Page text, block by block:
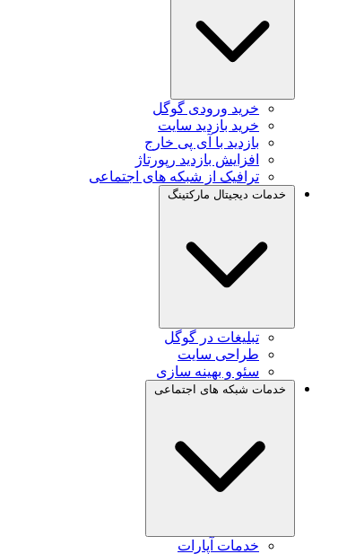
خرید ورودی گوگل
خرید بازدید سایت
بازدید با آی پی خارج
افزایش بازدید رپورتاژ
ترافیک از شبکه های اجتماعی
خدمات دیجیتال مارکتینگ
تبلیغات در گوگل
طراحی سایت
سئو و بهینه سازی
خدمات شبکه های اجتماعی
خدمات آپارات